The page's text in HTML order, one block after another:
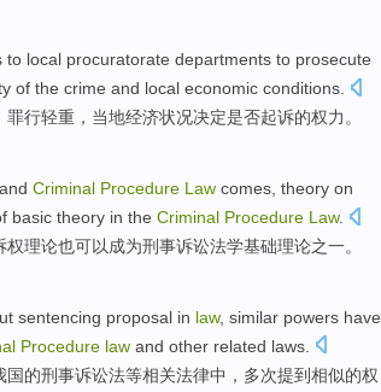
to local procuratorate departments to prosecute
of the crime and local economic conditions.
罪行轻重 ，当地经济状况决定是否起诉的权力。
and Criminal Procedure Law comes, theory on
basic theory in the Criminal Procedure Law.
权理论也可以成为刑事诉讼法学基础理论之一。
sentencing proposal in law, similar powers have
Procedure law and other related laws
国的刑事诉讼法等相关法律中， 多次提到相似的权